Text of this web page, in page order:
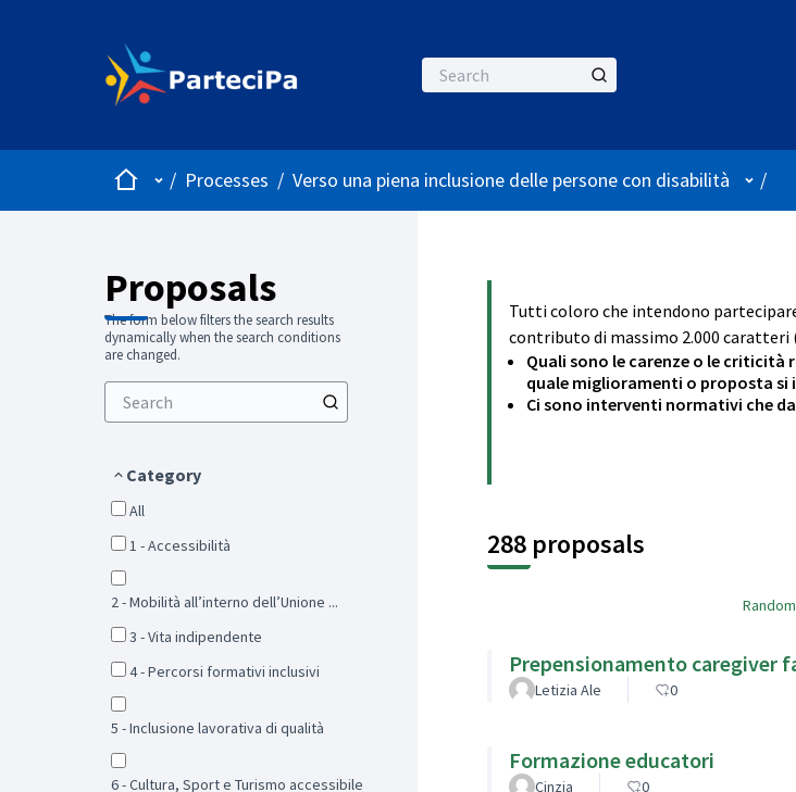
HomeMain menu
/ Processes / Verso una piena inclusione delle persone con disabilità User
/
Proposals
The form below filters the search results
dynamically when the search conditions
are changed.
Category
All
1 - Accessibilità
2 - Mobilità all’interno dell’Unione ...
3 - Vita indipendente
4 - Percorsi formativi inclusivi
5 - Inclusione lavorativa di qualità
6 - Cultura, Sport e Turismo accessibile
Tutti coloro che intendono
contributo di massimo 2.000 caratteri
Quali sono le carenze o le
quale miglioramenti o proposta si
Ci sono interventi normativi che
288 proposals
Random
Prepensionamento caregiver
Letizia Ale 0
Formazione educatori
Cinzia 0